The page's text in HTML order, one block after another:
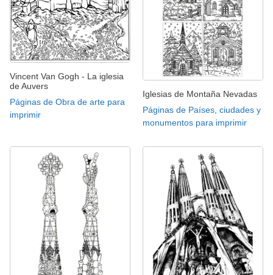
Vincent Van Gogh - La iglesia
de Auvers
Páginas de Obra de arte para
imprimir
Iglesias de Montaña Nevadas
Páginas de Países, ciudades y
monumentos para imprimir